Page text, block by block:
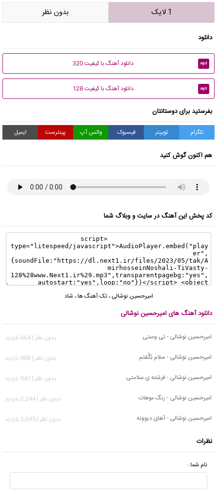
1 لایک بدون نظر
دانلود
mp3 دانلود آهنگ با کیفیت 320
mp3 دانلود آهنگ با کیفیت 128
بفرستید برای دوستانتان
تلگرام توییتر فیسبوک واتس آپ پینترست ایمیل
هم اکنون گوش کنید
کد پخش این آهنگ در سایت و وبلاگ شما
امیرحسین نوشالی ،تک آهنگ ها، شاد
دانلود آهنگ های امیرحسین نوشالی
امیرحسین نوشالی - تی وستی
بدون نظر | 664 بازدید
امیرحسین نوشالی - سلام بُگُفتم
بدون نظر | 888 بازدید
امیرحسین نوشالی - فرشته ی سلامتی
بدون نظر | 941 بازدید
امیرحسین نوشالی - رنگ موهات
بدون نظر | 2,244 بازدید
امیرحسین نوشالی - آهای دیوونه
بدون نظر | 2,695 بازدید
نظرات
نام شما :